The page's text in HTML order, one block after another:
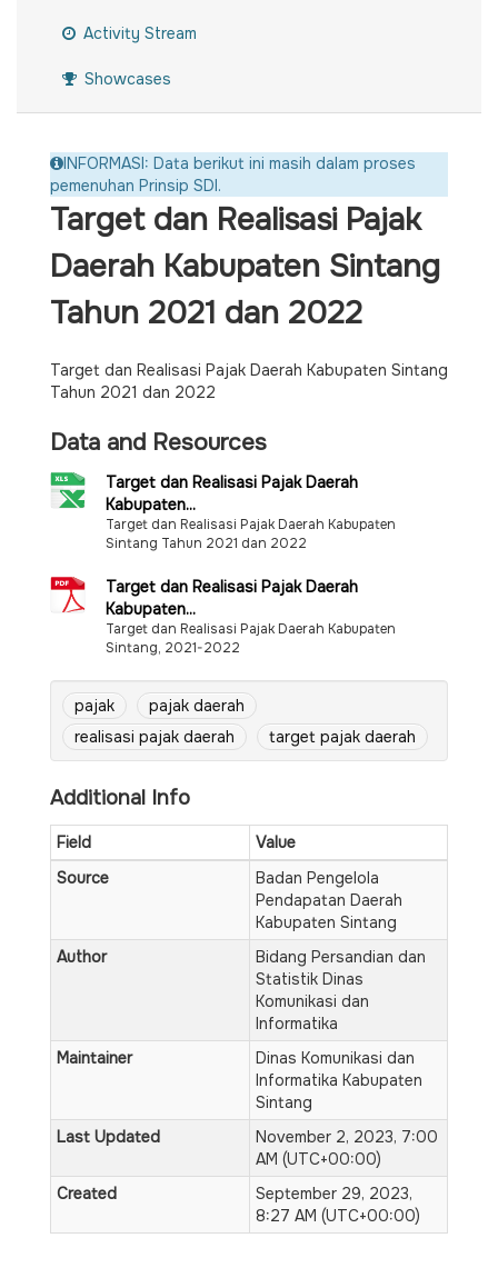
Activity Stream
Showcases
INFORMASI: Data berikut ini masih dalam proses
pemenuhan Prinsip SDI.
Target dan Realisasi Pajak
Daerah Kabupaten Sintang
Tahun 2021 dan 2022
Target dan Realisasi Pajak Daerah Kabupaten Sintang
Tahun 2021 dan 2022
Data and Resources
Target dan Realisasi Pajak Daerah
Kabupaten...
Target dan Realisasi Pajak Daerah Kabupaten
Sintang Tahun 2021 dan 2022
Target dan Realisasi Pajak Daerah
Kabupaten...
Target dan Realisasi Pajak Daerah Kabupaten
Sintang, 2021-2022
pajak
pajak daerah
realisasi pajak daerah
target pajak daerah
Additional Info
Field
Value
Source
Badan Pengelola
Pendapatan Daerah
Kabupaten Sintang
Author
Bidang Persandian dan
Statistik Dinas
Komunikasi dan
Informatika
Maintainer
Dinas Komunikasi dan
Informatika Kabupaten
Sintang
Last Updated
November 2, 2023, 7:00
AM (UTC+00:00)
Created
September 29, 2023,
8:27 AM (UTC+00:00)